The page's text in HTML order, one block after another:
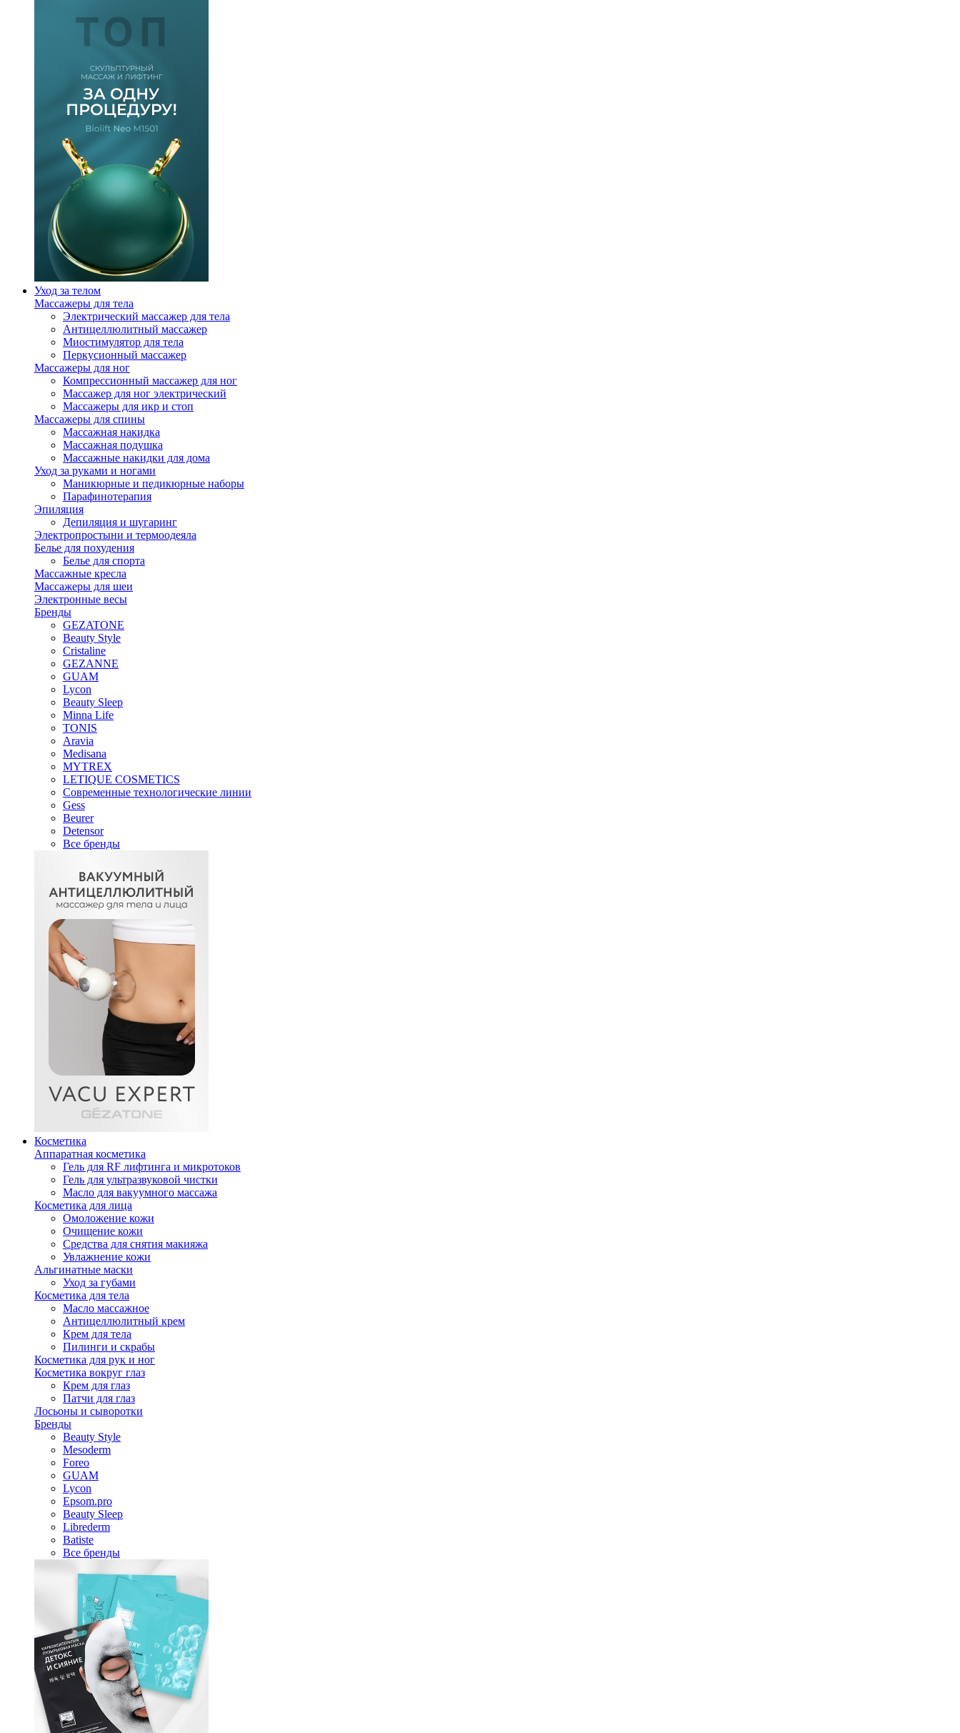
Уход за телом
Массажеры для тела
Электрический массажер для тела
Антицеллюлитный массажер
Миостимулятор для тела
Перкусионный массажер
Массажеры для ног
Компрессионный массажер для ног
Массажер для ног электрический
Массажеры для икр и стоп
Массажеры для спины
Массажная накидка
Массажная подушка
Массажные накидки для дома
Уход за руками и ногами
Маникюрные и педикюрные наборы
Парафинотерапия
Эпиляция
Депиляция и шугаринг
Электропростыни и термоодеяла
Белье для похудения
Белье для спорта
Массажные кресла
Массажеры для шеи
Электронные весы
Бренды
GEZATONE
Beauty Style
Cristaline
GEZANNE
GUAM
Lycon
Beauty Sleep
Minna Life
TONIS
Aravia
Medisana
MYTREX
LETIQUE COSMETICS
Современные технологические линии
Gess
Beurer
Detensor
Все бренды
Косметика
Аппаратная косметика
Гель для RF лифтинга и микротоков
Гель для ультразвуковой чистки
Масло для вакуумного массажа
Косметика для лица
Омоложение кожи
Очищение кожи
Средства для снятия макияжа
Увлажнение кожи
Альгинатные маски
Уход за губами
Косметика для тела
Масло массажное
Антицеллюлитный крем
Крем для тела
Пилинги и скрабы
Косметика для рук и ног
Косметика вокруг глаз
Крем для глаз
Патчи для глаз
Лосьоны и сыворотки
Бренды
Beauty Style
Mesoderm
Foreo
GUAM
Lycon
Epsom.pro
Beauty Sleep
Librederm
Batiste
Все бренды